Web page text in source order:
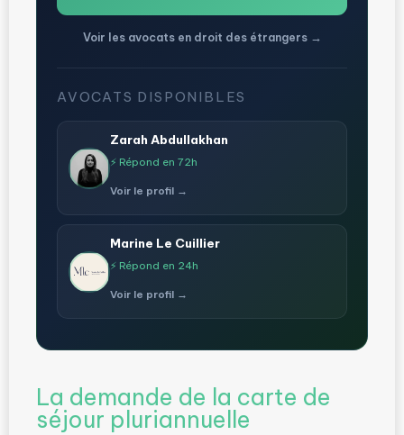
Voir les avocats en droit des étrangers →
AVOCATS DISPONIBLES
Zarah Abdullakhan
⚡ Répond en 72h
Voir le profil →
Marine Le Cuillier
⚡ Répond en 24h
Voir le profil →
La demande de la carte de
séjour pluriannuelle